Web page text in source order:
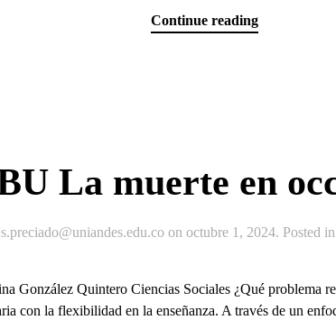
Continue reading
La muerte en
on octubre 1, 2024. Posted in
González Quintero Ciencias Sociales ¿Qué problema
con la flexibilidad en la enseñanza. A través de un